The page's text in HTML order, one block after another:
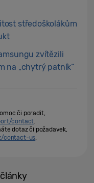
středoškolákům
zvítězili
na „chytrý patník“
či poradit,
contact.
dotaz či požadavek,
contact-us.